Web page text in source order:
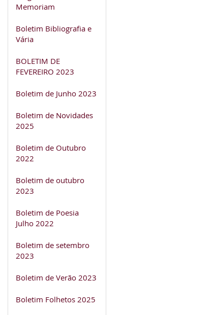
Memoriam
Boletim Bibliografia e
Vária
BOLETIM DE
FEVEREIRO 2023
Boletim de Junho 2023
Boletim de Novidades
2025
Boletim de Outubro
2022
Boletim de outubro
2023
Boletim de Poesia
Julho 2022
Boletim de setembro
2023
Boletim de Verão 2023
Boletim Folhetos 2025